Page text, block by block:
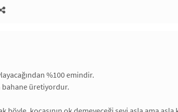
%100 emindir.
üretiyordur.